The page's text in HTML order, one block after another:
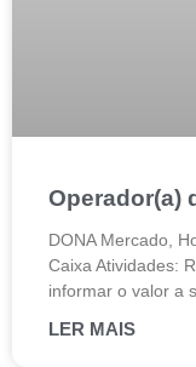
Operador(a)
DONA Mercado,
Caixa Atividades:
informar o valor a
LER MAIS